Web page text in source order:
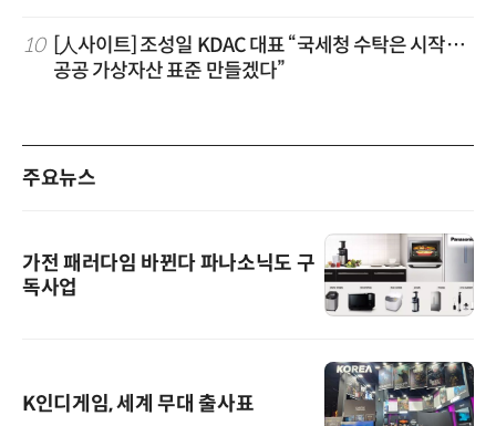
10
[人사이트] 조성일 KDAC 대표 “국세청 수탁은 시작…
공공 가상자산 표준 만들겠다”
주요뉴스
가전 패러다임 바뀐다 파나소닉도 구
독사업
K인디게임, 세계 무대 출사표